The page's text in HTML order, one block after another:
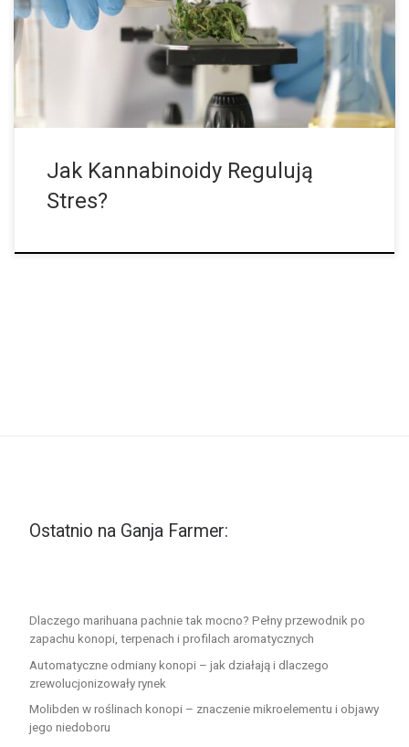
naukowego punktu widzenia, nawet bez THC, sprowadza się do
całkowicie normalnych, fizycznych procesów. Pod wpływem
stresu nasz mózg uwalnia specjalnie wyprodukowane
cząsteczki, które pod względem biochemicznym są podobne do
Jak Kannabinoidy Regulują
Stres?
Ostatnio na Ganja Farmer:
Dlaczego marihuana pachnie tak mocno? Pełny przewodnik po
zapachu konopi, terpenach i profilach aromatycznych
Automatyczne odmiany konopi – jak działają i dlaczego
zrewolucjonizowały rynek
Molibden w roślinach konopi – znaczenie mikroelementu i objawy
jego niedoboru